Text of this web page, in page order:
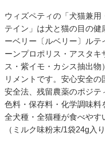
ウィズペティの「犬猫兼
テイン」は犬と猫の目の
ーベリー〔ルベリー〕ルテ
ーンプロポリス・アスタキ
ス・紫イモ・カシス抽出
リメントです。安心安全
安全法、残留農薬のポジ
色料・保存料・化学調味料
全犬種・全猫種が食べやす
（ミルク味粉末/1袋24g入